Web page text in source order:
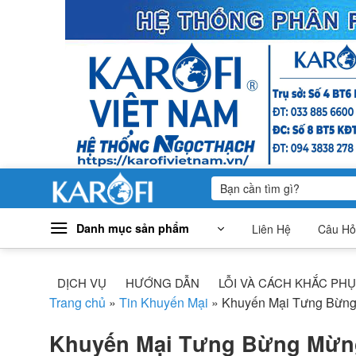
Tìm
kiếm:
Danh mục sản phẩm Liên Hệ Câu
DỊCH VỤ HƯỚNG DẪN LỖI VÀ CÁCH KHẮC
Trang chủ » Tin Khuyến Mại » Khuyến Mại Tưng
Khuyến Mại Tưng Bừng